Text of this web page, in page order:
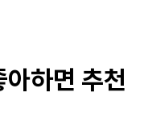
하면 추천